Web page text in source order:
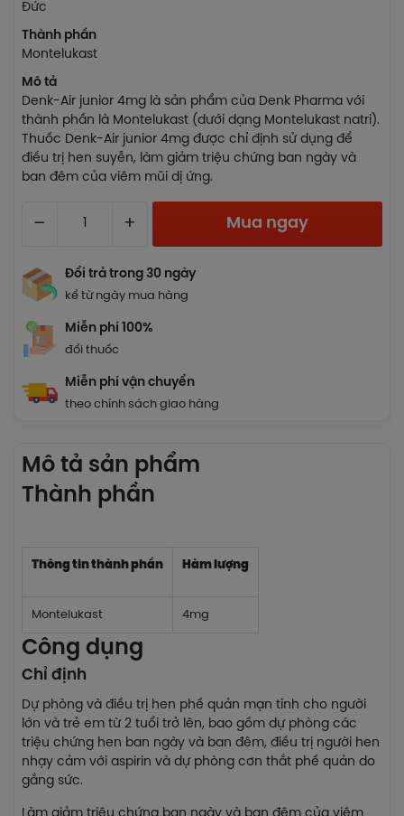
Đức
Thành phần
Montelukast
Mô tả
Denk-Air junior 4mg là sản phẩm của Denk Pharma với
thành phần là Montelukast (dưới dạng Montelukast natri).
Thuốc Denk-Air junior 4mg được chỉ định sử dụng để
điều trị hen suyễn, làm giảm triệu chứng ban ngày và
ban đêm của viêm mũi dị ứng.
– + Mua ngay
Đổi trả trong 30 ngày
kể từ ngày mua hàng
Miễn phí 100%
đổi thuốc
Miễn phí vận chuyển
theo chính sách giao hàng
Mô tả sản phẩm
Thành phần
Thông tin thành phần Hàm lượng
Montelukast 4mg
Công dụng
Chỉ định
Dự phòng và điều trị hen phế quản mạn tính cho người
lớn và trẻ em từ 2 tuổi trở lên, bao gồm dự phòng các
triệu chứng hen ban ngày và ban đêm, điều trị người hen
nhạy cảm với aspirin và dự phòng cơn thắt phế quản do
gắng sức.